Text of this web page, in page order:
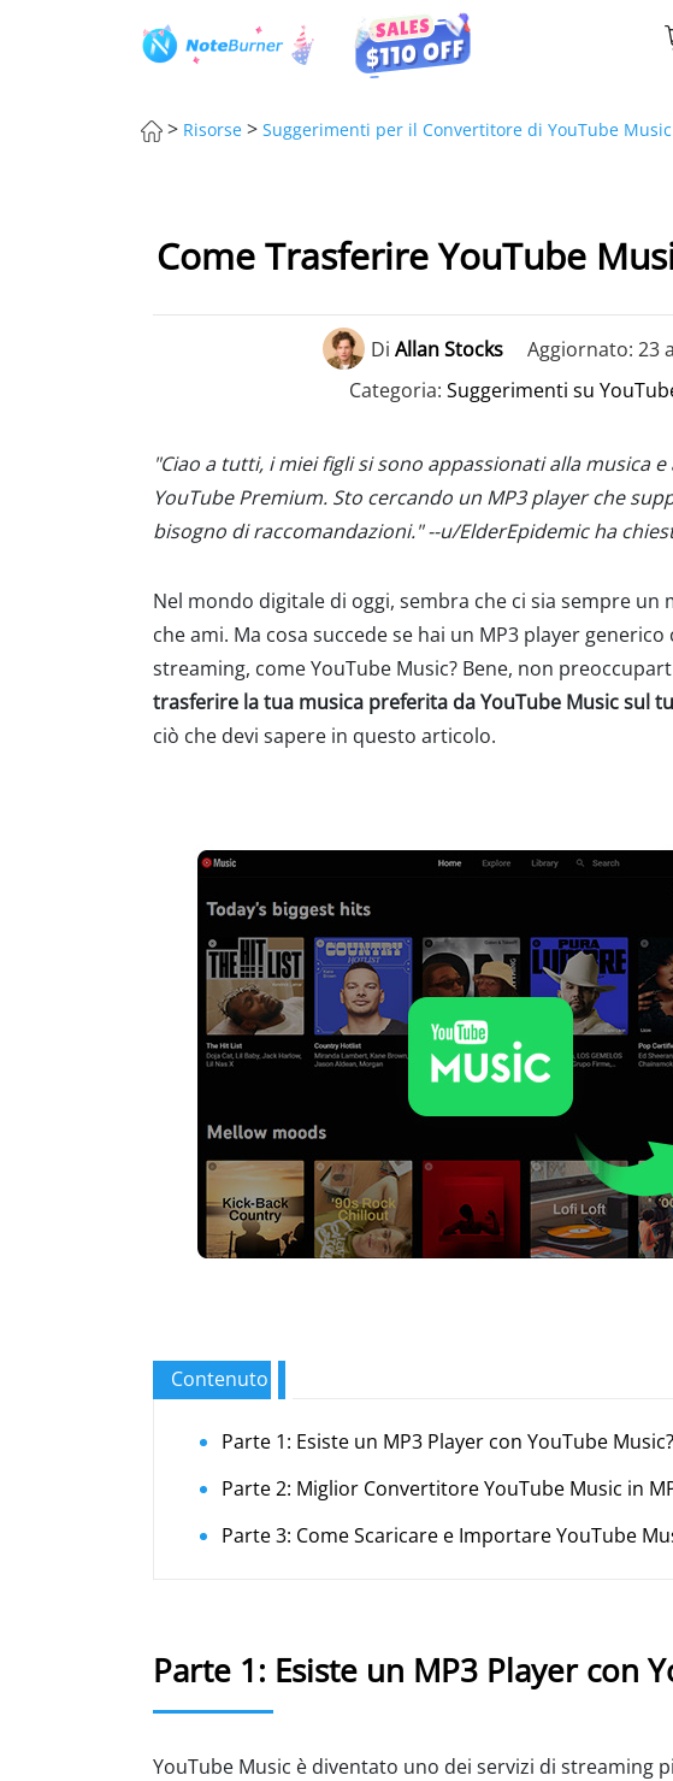
> Risorse > Suggerimenti per il Convertitore di YouTube Music
Come Trasferire YouTube
DiAllan Stocks
Aggiornato: 23
Categoria:Suggerimenti su
"Ciao a tutti, i miei figli si sono appassionati alla musica
YouTube Premium. Sto cercando un MP3 player che
bisogno di raccomandazioni." --u/ElderEpidemic ha
Nel mondo digitale di oggi, sembra che ci sia sempre un
che ami. Ma cosa succede se hai un MP3 player
streaming, come YouTube Music? Bene, non
trasferire la tua musica preferita da YouTube Music sul
ciò che devi sapere in questo articolo.
Contenuto
Parte 1: Esiste un MP3 Player con YouTube Music?
Parte 2: Miglior Convertitore YouTube Music in
Parte 3: Come Scaricare e Importare YouTube
Parte 1: Esiste un MP3 Player con
YouTube Music è diventato uno dei servizi di streaming